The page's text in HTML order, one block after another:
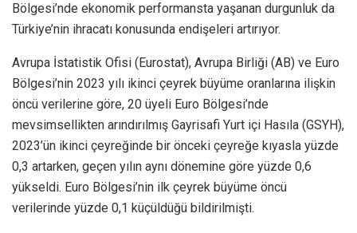
Bölgesi’nde ekonomik performansta yaşanan durgunluk da
Türkiye’nin ihracatı konusunda endişeleri artırıyor.
Avrupa İstatistik Ofisi (Eurostat), Avrupa Birliği (AB) ve Euro
Bölgesi’nin 2023 yılı ikinci çeyrek büyüme oranlarına ilişkin
öncü verilerine göre, 20 üyeli Euro Bölgesi’nde
mevsimsellikten arındırılmış Gayrisafi Yurt içi Hasıla (GSYH),
2023’ün ikinci çeyreğinde bir önceki çeyreğe kıyasla yüzde
0,3 artarken, geçen yılın aynı dönemine göre yüzde 0,6
yükseldi. Euro Bölgesi’nin ilk çeyrek büyüme öncü
verilerinde yüzde 0,1 küçüldüğü bildirilmişti.